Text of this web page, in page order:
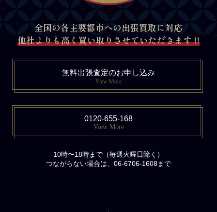
全国の各主要都市への出張買取に対応
他社よりも高く買い取りさせていただきます !!
無料出張査定のお申し込み
View More
0120-655-168
View More
10時〜18時まで（毎週火曜日除く）
つながらない場合は、06-6706-1608まで